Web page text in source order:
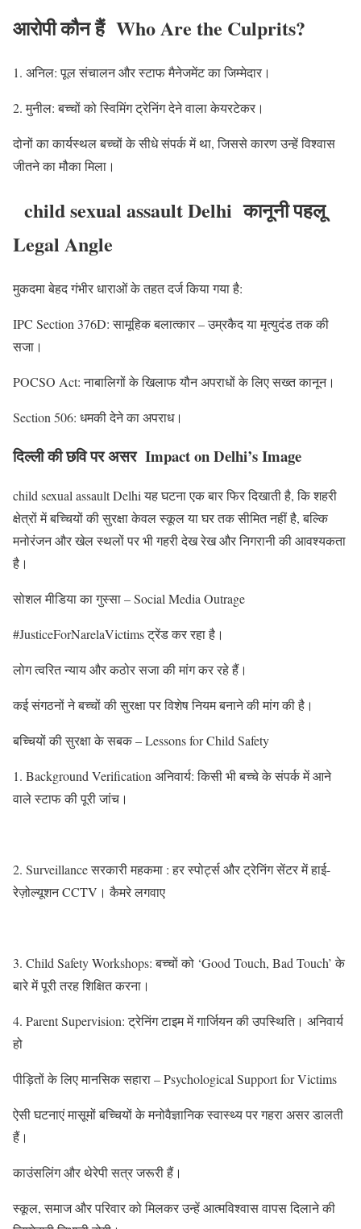
आरोपी कौन हैं Who Are the Culprits?
1. अनिल: पूल संचालन और स्टाफ मैनेजमेंट का जिम्मेदार।
2. मुनील: बच्चों को स्विमिंग ट्रेनिंग देने वाला केयरटेकर।
दोनों का कार्यस्थल बच्चों के सीधे संपर्क में था, जिससे कारण उन्हें विश्वास
जीतने का मौका मिला।
child sexual assault Delhi कानूनी पहलू
Legal Angle
मुकदमा बेहद गंभीर धाराओं के तहत दर्ज किया गया है:
IPC Section 376D: सामूहिक बलात्कार – उम्रकैद या मृत्युदंड तक की
सजा।
POCSO Act: नाबालिगों के खिलाफ यौन अपराधों के लिए सख्त कानून।
Section 506: धमकी देने का अपराध।
दिल्ली की छवि पर असर Impact on Delhi’s Image
child sexual assault Delhi यह घटना एक बार फिर दिखाती है, कि शहरी
क्षेत्रों में बच्चियों की सुरक्षा केवल स्कूल या घर तक सीमित नहीं है, बल्कि
मनोरंजन और खेल स्थलों पर भी गहरी देख रेख और निगरानी की आवश्यकता
है।
सोशल मीडिया का गुस्सा – Social Media Outrage
#JusticeForNarelaVictims ट्रेंड कर रहा है।
लोग त्वरित न्याय और कठोर सजा की मांग कर रहे हैं।
कई संगठनों ने बच्चों की सुरक्षा पर विशेष नियम बनाने की मांग की है।
बच्चियों की सुरक्षा के सबक – Lessons for Child Safety
1. Background Verification अनिवार्य: किसी भी बच्चे के संपर्क में आने
वाले स्टाफ की पूरी जांच।
2. Surveillance सरकारी महकमा : हर स्पोर्ट्स और ट्रेनिंग सेंटर में हाई-
रेज़ोल्यूशन CCTV। कैमरे लगवाए
3. Child Safety Workshops: बच्चों को ‘Good Touch, Bad Touch’ के
बारे में पूरी तरह शिक्षित करना।
4. Parent Supervision: ट्रेनिंग टाइम में गार्जियन की उपस्थिति। अनिवार्य
हो
पीड़ितों के लिए मानसिक सहारा – Psychological Support for Victims
ऐसी घटनाएं मासूमों बच्चियों के मनोवैज्ञानिक स्वास्थ्य पर गहरा असर डालती
हैं।
काउंसलिंग और थेरेपी सत्र जरूरी हैं।
स्कूल, समाज और परिवार को मिलकर उन्हें आत्मविश्वास वापस दिलाने की